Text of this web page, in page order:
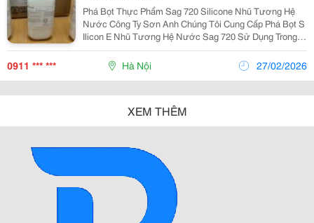
Phá Bọt Thực Phẩm Sag 720 Silicone Nhũ Tương Hệ
Nước Công Ty Sơn Anh Chúng Tôi Cung Cấp Phá Bọt S
Ilicon E Nhũ Tương Hệ Nước Sag 720 Sử Dụng Trong
Ngành Thực Phẩm, Nước Giải Khát Và Sản Xuất Mỹ
Phẩm Như Trong: Thực Phẩm Và Thức Ăn Chăn Nuôi
0911 *** *** Hà Nội 27/02/2026
XEM THÊM